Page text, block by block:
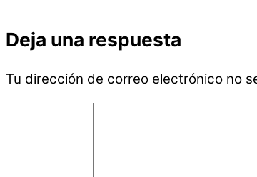
Deja una respuesta
Tu dirección de correo electrónico no